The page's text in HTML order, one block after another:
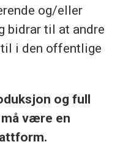
og/eller
bidrar til at andre
i den offentlige
og full
være en